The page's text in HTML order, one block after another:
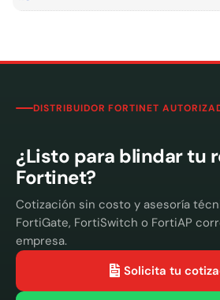
DISTRIBUIDOR FORTINET
¿Listo para blindar tu
Fortinet?
Cotización sin costo y asesoría
FortiGate, FortiSwitch o FortiAP
empresa.
Solicita tu